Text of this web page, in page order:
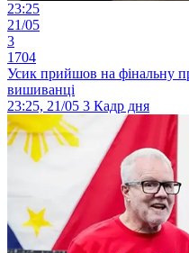
23:25
21/05
3
1704
Усик прийшов на фінальну
вишиванці
23:25, 21/05 3 Кадр дня